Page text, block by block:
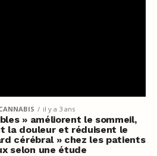
il y a 3 ans
» améliorent le sommeil,
la douleur et réduisent le
cérébral » chez les patients
selon une étude